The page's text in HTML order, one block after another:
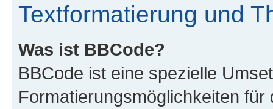
Textformatierung und
Was ist BBCode?
BBCode ist eine spezielle
Formatierungsmöglichkeiten